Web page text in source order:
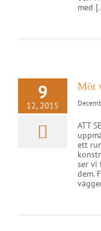
med
9
12, 2015
Möt
ATT
ett
ser vi
dem.